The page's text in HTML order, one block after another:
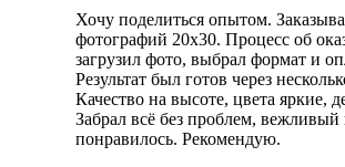
Хочу поделиться опытом.
фотографий 20х30. Процесс об
загрузил фото, выбрал формат и
Результат был готов через
Качество на высоте, цвета яркие,
Забрал всё без проблем, вежливый
понравилось. Рекомендую.